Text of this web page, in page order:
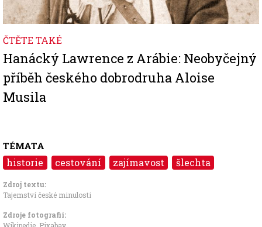
ČTĚTE TAKÉ
Hanácký Lawrence z Arábie: Neobyčejný
příběh českého dobrodruha Aloise
Musila
TÉMATA
historie cestování zajímavost šlechta
Zdroj textu:
Tajemství české minulosti
Zdroje fotografii:
Wikipedie, Pixabay